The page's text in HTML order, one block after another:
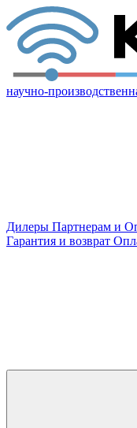
научно-
Дилеры Партнерам и
Гарантия и возврат